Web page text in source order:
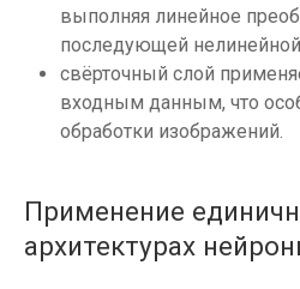
выполняя линейное
последующей
свёрточный слой
входным данным, что
обработки изображений.
Применение
архитектурах